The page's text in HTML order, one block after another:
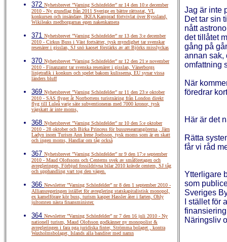
372 Nyhetsbrevet ”Varning Schönfelder” nr 14 den 10:e december
2010 - Ny grundlag från 2011 Sverige en bättre rättsstat, VL
konkursen och insändare, IKEA Kamprad förtvivlat över Ryssland,
Wikileaks medborgarnas egen nakenkamera
371 Nyhetsbrevet ”Varning Schönfelder” nr 13 den 3:e december
2010 - Cirkus Buss i Väst fortsätter, tysk myndighet tar svenskar
resenärer i gisslan, SJ snö kaoset förstärks av att Björks misslyckas
370 Nyhetsbrevet ”Varning Schönfelder” nr 12 den 21:e november
2010 - Finanzamt tar svenska resenärer i gisslan, Vänerborgs
linjetrafik i konkurs och spelet bakom kulisserna, EU synar vissa
länders bluff
369 Nyhetsbrevet ”Varning Schönfelder” nr 11 den 23:e oktober
2010 - SAS flyger åt Norrbottens turistnäring från London direkt
flyg till Luleå varje säte subventioneras med 7000 kronor, tysk
vägskatt är inte moms,
368 Nyhetsbrevet ”Varning Schönfelder” nr 10 den 5:e oktober
2010 - 28 oktober och Birka Princess för bussresearrangörerna , Järn
Ladyn inom Turism Ann Irene Joelsson, tysk moms som är en skatt
och ingen moms, Handlar om tåg också
367 Nyhetsbrevet ”Varning Schönfelder” nr 9 den 17:e september
2010 - Maud Olofssons och Centerns svek av småföretagen och
avregleringen, Förbjud fossildrivna bilar 2010 krävde centern, SJ tåg
och upphandling vart tog den vägen.
366 Newsletter ”Varning Schönfelder” nr 8 den 1 september 2010 -
Alliansregeringen istället för avreglering statskapitalistisk monopol,
ex kamelförare kör buss, turism kasper Hassler åter i farten, Ohly
jultomten nästa finansminister.
364 Newsletter ”Varning Schönfelder” nr 7 den 16 juli 2010 - Ny
nationell turism, Maud Olofsson godkänner ny monopolist &
avregleringen i fara pga juridiska finter, Strömma bolaget , kontra
Waxholmsbolaget, Islands alla banditer med namn
Jag är inte
Det tar sin
nått
det tillåtet
gång på
annan sak,
omfattning
När
föredrar
Här är det
Rätta
får vi råd
Ytterligare
som
Sveriges
I stället
Näringsliv